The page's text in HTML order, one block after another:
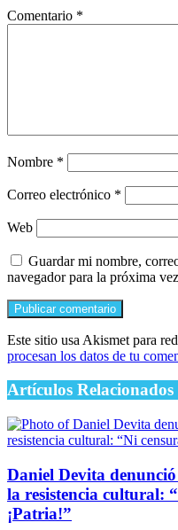
Comentario *
Nombre *
Correo electrónico *
Web
Guardar mi nombre,
navegador para la próxima
Este sitio usa Akismet para
procesan los datos de tu
Artículos Relacionados
Daniel Devita
la resistencia cultural:
¡Patria!”